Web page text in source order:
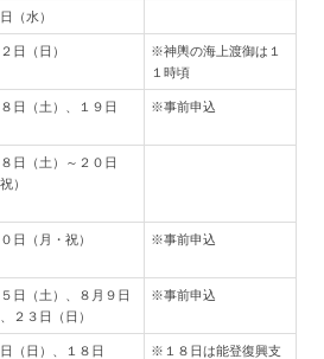
（水）
日（日）
※神輿の海上渡御は１
１時頃
日（土）、１９日
※事前申込
日（土）～２０日
）
日（月・祝） ※事前申込
日（土）、８月９日
、２３日（日）
※事前申込
（日）、１８日
※１８日は能登復興支